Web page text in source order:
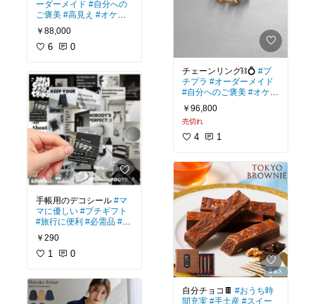
ーダーメイド #自分への
ご褒美 #高見え #オケー
￥88,000
6 0
手帳用のデコシール #マ
マに優しい #プチギフト
#旅行に便利 #必需品 #お
￥290
1 0
チェーンリング⛓️💍 #プ
チプラ #オーダーメイド
#自分へのご褒美 #オケー
￥96,800
売切れ
4 1
自分チョコ🍫 #おうち時
間充実 #手土産 #スイー